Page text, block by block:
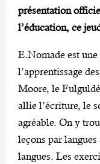
présentation
l’éducation, ce
E.Nomade est
l’apprentissage
Moore, le
allie l’écriture, le
agréable. On y
leçons par
langues. Les